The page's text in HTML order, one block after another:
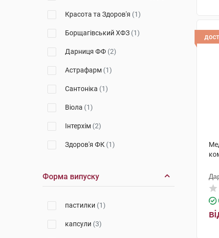
Красота та Здоров'я (1)
Борщагівський ХФЗ (1)
Дарниця ФФ (2)
Астрафарм (1)
Сантоніка (1)
Віола (1)
Інтерхім (2)
Здоров'я ФК (1)
МакНіл(6)
Форма випуску
пастилки (1)
капсули (3)